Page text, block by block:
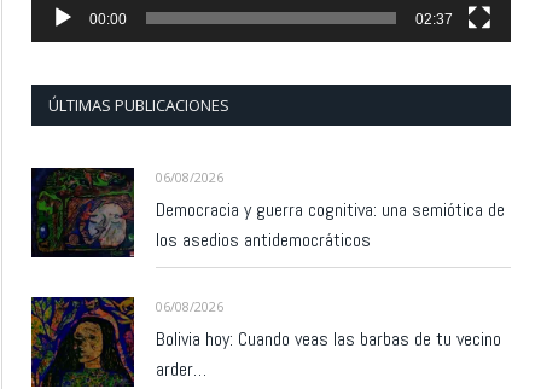
00:00 02:37
ÚLTIMAS PUBLICACIONES
06/08/2026
Democracia y guerra cognitiva: una semiótica de
los asedios antidemocráticos
06/08/2026
Bolivia hoy: Cuando veas las barbas de tu vecino
arder…